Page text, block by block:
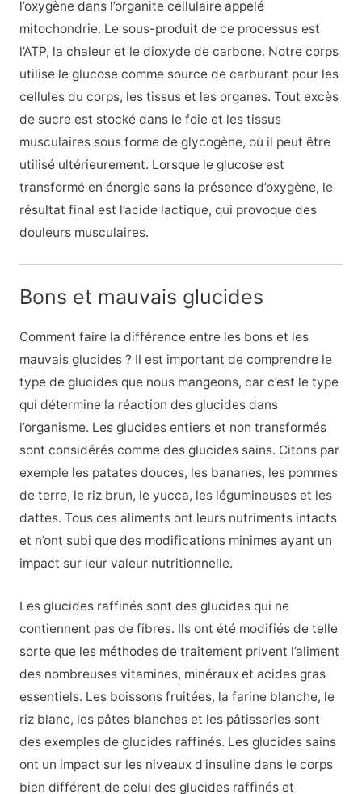
l’oxygène dans l’organite cellulaire appelé
mitochondrie. Le sous-produit de ce processus est
l’ATP, la chaleur et le dioxyde de carbone. Notre corps
utilise le glucose comme source de carburant pour les
cellules du corps, les tissus et les organes. Tout excès
de sucre est stocké dans le foie et les tissus
musculaires sous forme de glycogène, où il peut être
utilisé ultérieurement. Lorsque le glucose est
transformé en énergie sans la présence d’oxygène, le
résultat final est l’acide lactique, qui provoque des
douleurs musculaires.
Bons et mauvais glucides
Comment faire la différence entre les bons et les
mauvais glucides ? Il est important de comprendre le
type de glucides que nous mangeons, car c’est le type
qui détermine la réaction des glucides dans
l’organisme. Les glucides entiers et non transformés
sont considérés comme des glucides sains. Citons par
exemple les patates douces, les bananes, les pommes
de terre, le riz brun, le yucca, les légumineuses et les
dattes. Tous ces aliments ont leurs nutriments intacts
et n’ont subi que des modifications minimes ayant un
impact sur leur valeur nutritionnelle.
Les glucides raffinés sont des glucides qui ne
contiennent pas de fibres. Ils ont été modifiés de telle
sorte que les méthodes de traitement privent l’aliment
des nombreuses vitamines, minéraux et acides gras
essentiels. Les boissons fruitées, la farine blanche, le
riz blanc, les pâtes blanches et les pâtisseries sont
des exemples de glucides raffinés. Les glucides sains
ont un impact sur les niveaux d’insuline dans le corps
bien différent de celui des glucides raffinés et